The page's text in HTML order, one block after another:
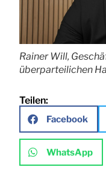
Rainer Will,
überparteilichen
Teilen:
Facebook
WhatsApp